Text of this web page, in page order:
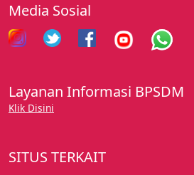
Media Sosial
Layanan Informasi BPSDM
Klik Disini
SITUS TERKAIT